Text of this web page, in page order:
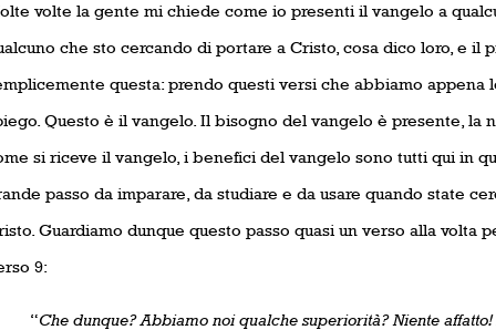
volte la gente mi chiede come io presenti il vangelo a
che sto cercando di portare a Cristo, cosa dico loro, e il
questa: prendo questi versi che abbiamo appena
Questo è il vangelo. Il bisogno del vangelo è presente, la
si riceve il vangelo, i benefici del vangelo sono tutti qui in
passo da imparare, da studiare e da usare quando state
Guardiamo dunque questo passo quasi un verso alla volta
9:
“Che dunque? Abbiamo noi qualche superiorità? Niente